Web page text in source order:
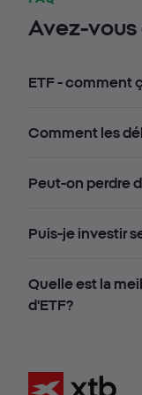
Avez-vous
ETF - comment
Comment les
Peut-on perdre
Puis-je investir
Quelle est la
d'ETF?